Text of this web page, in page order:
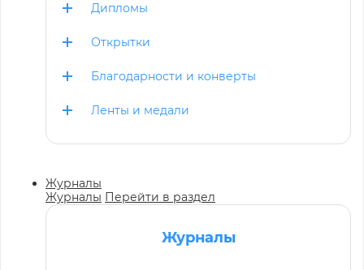
Дипломы
Открытки
Благодарности и конверты
Ленты и медали
Журналы
Журналы Перейти в раздел
Журналы